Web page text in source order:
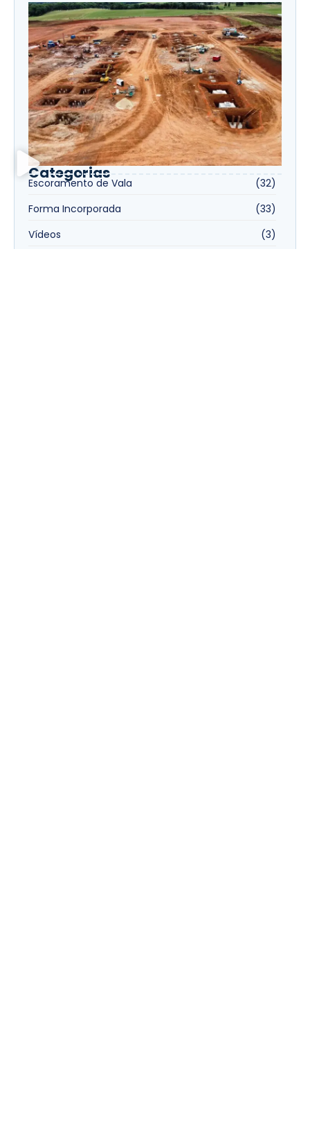
Categorias
Escoramento de Vala
(32)
Forma Incorporada
(33)
Vídeos
(3)